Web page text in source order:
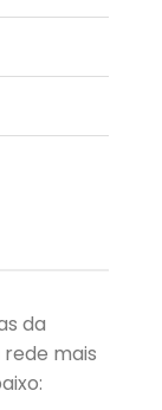
da
mais